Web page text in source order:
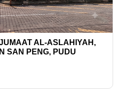
AL-ASLAHIYAH,
SAN PENG, PUDU